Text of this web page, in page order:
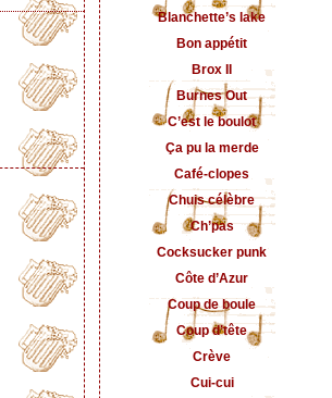
Blanchette’s lake
Bon appétit
Brox II
Burnes Out
C’est le boulot
Ça pu la merde
Café-clopes
Chuis célèbre
Ch’pas
Cocksucker punk
Côte d’Azur
Coup de boule
Coup d’tête
Crève
Cui-cui